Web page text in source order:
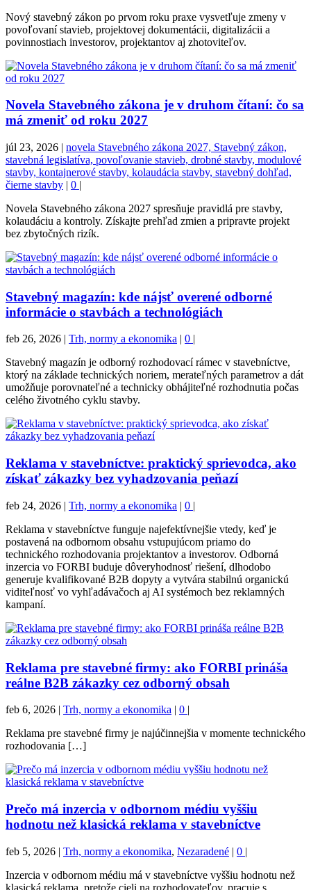
Nový stavebný zákon po prvom roku praxe vysvetľuje zmeny v
povoľovaní stavieb, projektovej dokumentácii, digitalizácii a
povinnostiach investorov, projektantov aj zhotoviteľov.
Novela Stavebného zákona je v druhom čítaní: čo sa
má zmeniť od roku 2027
júl 23, 2026 | novela Stavebného zákona 2027, Stavebný zákon,
stavebná legislatíva, povoľovanie stavieb, drobné stavby, modulové
stavby, kontajnerové stavby, kolaudácia stavby, stavebný dohľad,
čierne stavby | 0 |
Novela Stavebného zákona 2027 spresňuje pravidlá pre stavby,
kolaudáciu a kontroly. Získajte prehľad zmien a pripravte projekt
bez zbytočných rizík.
Stavebný magazín: kde nájsť overené odborné
informácie o stavbách a technológiách
feb 26, 2026 | Trh, normy a ekonomika | 0 |
Stavebný magazín je odborný rozhodovací rámec v stavebníctve,
ktorý na základe technických noriem, merateľných parametrov a dát
umožňuje porovnateľné a technicky obhájiteľné rozhodnutia počas
celého životného cyklu stavby.
Reklama v stavebníctve: praktický sprievodca, ako
získať zákazky bez vyhadzovania peňazí
feb 24, 2026 | Trh, normy a ekonomika | 0 |
Reklama v stavebníctve funguje najefektívnejšie vtedy, keď je
postavená na odbornom obsahu vstupujúcom priamo do
technického rozhodovania projektantov a investorov. Odborná
inzercia vo FORBI buduje dôveryhodnosť riešení, dlhodobo
generuje kvalifikované B2B dopyty a vytvára stabilnú organickú
viditeľnosť vo vyhľadávačoch aj AI systémoch bez reklamných
kampaní.
Reklama pre stavebné firmy: ako FORBI prináša
reálne B2B zákazky cez odborný obsah
feb 6, 2026 | Trh, normy a ekonomika | 0 |
Reklama pre stavebné firmy je najúčinnejšia v momente technického
rozhodovania […]
Prečo má inzercia v odbornom médiu vyššiu
hodnotu než klasická reklama v stavebníctve
feb 5, 2026 | Trh, normy a ekonomika, Nezaradené | 0 |
Inzercia v odbornom médiu má v stavebníctve vyššiu hodnotu než
klasická reklama, pretože cieli na rozhodovateľov, pracuje s